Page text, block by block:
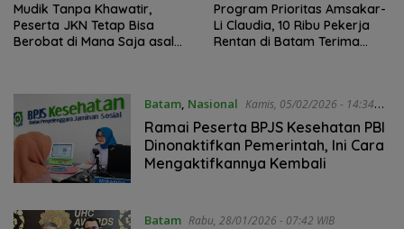
Mudik Tanpa Khawatir,
Peserta JKN Tetap Bisa
Berobat di Mana Saja asal
Program Prioritas Amsakar-
Li Claudia, 10 Ribu Pekerja
Rentan di Batam Terima
Batam, Nasional Kamis, 05/02/2026 - 14:34
WIB
Ramai Peserta BPJS Kesehatan PBI
Dinonaktifkan Pemerintah, Ini Cara
Mengaktifkannya Kembali
Batam Rabu, 28/01/2026 - 07:42 WIB